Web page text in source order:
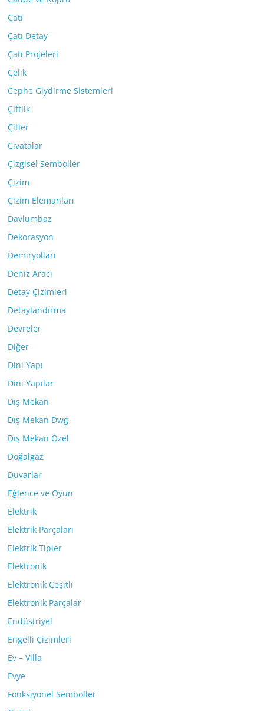
Çatı
Çatı Detay
Çatı Projeleri
Çelik
Cephe Giydirme Sistemleri
Çiftlik
Çitler
Civatalar
Çizgisel Semboller
Çizim
Çizim Elemanları
Davlumbaz
Dekorasyon
Demiryolları
Deniz Aracı
Detay Çizimleri
Detaylandırma
Devreler
Diğer
Dini Yapı
Dini Yapılar
Dış Mekan
Dış Mekan Dwg
Dış Mekan Özel
Doğalgaz
Duvarlar
Eğlence ve Oyun
Elektrik
Elektrik Parçaları
Elektrik Tipler
Elektronik
Elektronik Çeşitli
Elektronik Parçalar
Endüstriyel
Engelli Çizimleri
Ev – Villa
Evye
Fonksiyonel Semboller